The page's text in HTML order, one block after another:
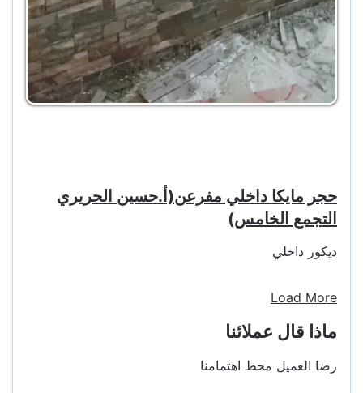
حجر مايكا داخلي مفرعن(أ.حسين الحريري
التجمع الخامس)
ديكور داخلي
Load More
ماذا قال عملائنا
رضا العميل محط اهتمامنا